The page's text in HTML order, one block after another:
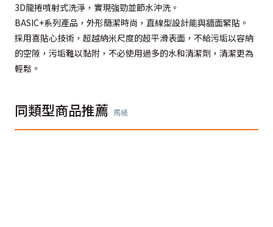
3D龍捲噴射式洗淨，實現強勁並節水沖洗。
BASIC+系列產品，外形簡潔時尚，直線型設計能與牆面緊貼。
採用喜貼心技術，超越納米尺度的超平滑表面，不給污垢以容納
的空隙，污垢難以黏附，不必使用過多的水和清潔劑，清潔更為
輕鬆。
同類型商品推薦 馬桶